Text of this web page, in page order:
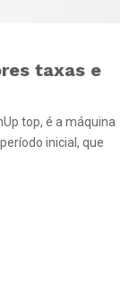
taxas e
top, é a máquina
inicial, que